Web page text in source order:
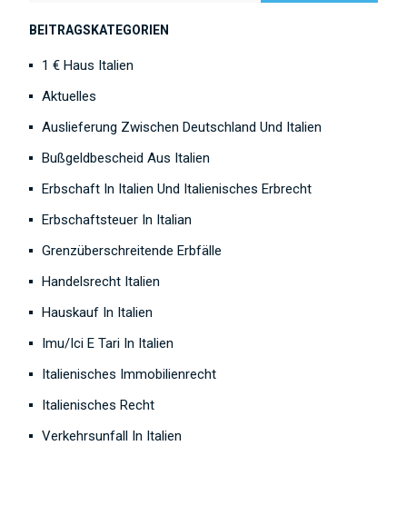
BEITRAGSKATEGORIEN
1 € Haus Italien
Aktuelles
Auslieferung Zwischen Deutschland Und Italien
Bußgeldbescheid Aus Italien
Erbschaft In Italien Und Italienisches Erbrecht
Erbschaftsteuer In Italian
Grenzüberschreitende Erbfälle
Handelsrecht Italien
Hauskauf In Italien
Imu/Ici E Tari In Italien
Italienisches Immobilienrecht
Italienisches Recht
Verkehrsunfall In Italien